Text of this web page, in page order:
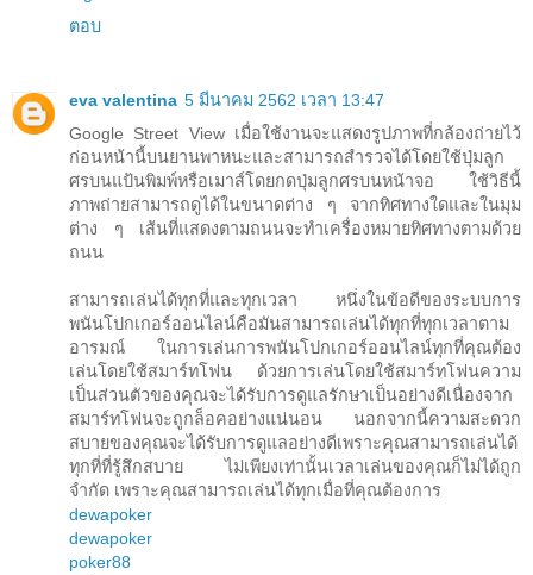
ตอบ
eva valentina 5 มีนาคม 2562 เวลา 13:47
Google Street View เมื่อใช้งานจะแสดงรูปภาพที่กล้องถ่ายไว้
ก่อนหน้านี้บนยานพาหนะและสามารถสำรวจได้โดยใช้ปุ่มลูก
ศรบนแป้นพิมพ์หรือเมาส์โดยกดปุ่มลูกศรบนหน้าจอ ใช้วิธีนี้
ภาพถ่ายสามารถดูได้ในขนาดต่าง ๆ จากทิศทางใดและในมุม
ต่าง ๆ เส้นที่แสดงตามถนนจะทำเครื่องหมายทิศทางตามด้วย
ถนน
สามารถเล่นได้ทุกที่และทุกเวลา หนึ่งในข้อดีของระบบการ
พนันโปกเกอร์ออนไลน์คือมันสามารถเล่นได้ทุกที่ทุกเวลาตาม
อารมณ์ ในการเล่นการพนันโปกเกอร์ออนไลน์ทุกที่คุณต้อง
เล่นโดยใช้สมาร์ทโฟน ด้วยการเล่นโดยใช้สมาร์ทโฟนความ
เป็นส่วนตัวของคุณจะได้รับการดูแลรักษาเป็นอย่างดีเนื่องจาก
สมาร์ทโฟนจะถูกล็อคอย่างแน่นอน นอกจากนี้ความสะดวก
สบายของคุณจะได้รับการดูแลอย่างดีเพราะคุณสามารถเล่นได้
ทุกที่ที่รู้สึกสบาย ไม่เพียงเท่านั้นเวลาเล่นของคุณก็ไม่ได้ถูก
จำกัด เพราะคุณสามารถเล่นได้ทุกเมื่อที่คุณต้องการ
dewapoker
dewapoker
poker88